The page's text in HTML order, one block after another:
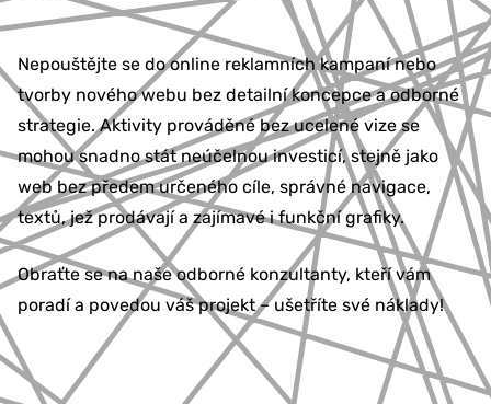
Nepouštějte se do online reklamních kampaní nebo
tvorby nového webu bez detailní koncepce a odborné
strategie. Aktivity prováděné bez ucelené vize se
mohou snadno stát neúčelnou investicí, stejně jako
web bez předem určeného cíle, správné navigace,
textů, jež prodávají a zajímavé i funkční grafiky.
Obraťte se na naše odborné konzultanty, kteří vám
poradí a povedou váš projekt – ušetříte své náklady!